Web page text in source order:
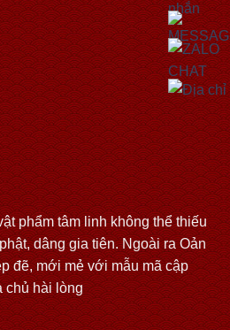
phẩm tâm linh không thể thiếu
dâng gia tiên. Ngoài ra Oản
đẽ, mới mẻ với mẫu mã cập
chủ hài lòng